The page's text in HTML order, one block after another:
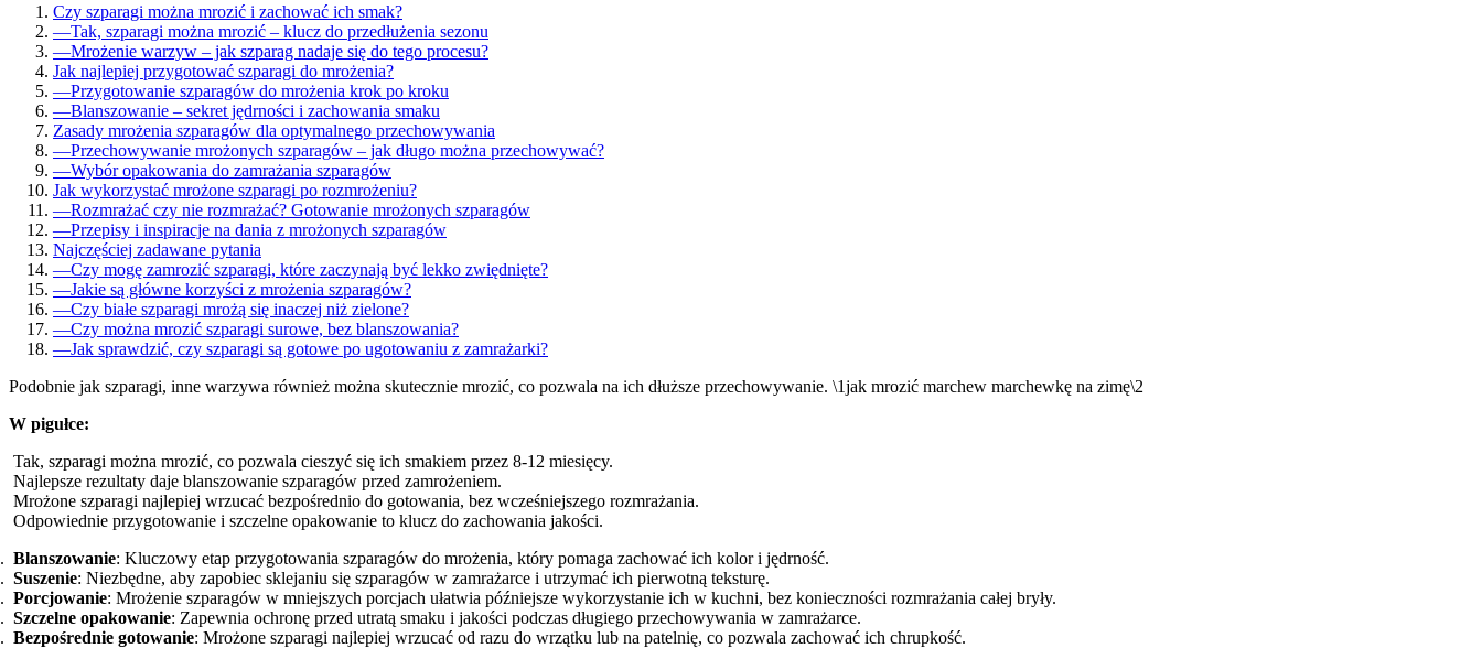
Czy szparagi można mrozić i zachować ich smak?
—Tak, szparagi można mrozić – klucz do przedłużenia sezonu
—Mrożenie warzyw – jak szparag nadaje się do tego procesu?
Jak najlepiej przygotować szparagi do mrożenia?
—Przygotowanie szparagów do mrożenia krok po kroku
—Blanszowanie – sekret jędrności i zachowania smaku
Zasady mrożenia szparagów dla optymalnego przechowywania
—Przechowywanie mrożonych szparagów – jak długo można przechowywać?
—Wybór opakowania do zamrażania szparagów
Jak wykorzystać mrożone szparagi po rozmrożeniu?
—Rozmrażać czy nie rozmrażać? Gotowanie mrożonych szparagów
—Przepisy i inspiracje na dania z mrożonych szparagów
Najczęściej zadawane pytania
—Czy mogę zamrozić szparagi, które zaczynają być lekko zwiędnięte?
—Jakie są główne korzyści z mrożenia szparagów?
—Czy białe szparagi mrożą się inaczej niż zielone?
—Czy można mrozić szparagi surowe, bez blanszowania?
—Jak sprawdzić, czy szparagi są gotowe po ugotowaniu z zamrażarki?
Podobnie jak szparagi, inne warzywa również można skutecznie mrozić, co pozwala na ich dłuższe przechowywanie. \1jak mrozić marchew marchewkę na zimę\2
W pigułce:
Tak, szparagi można mrozić, co pozwala cieszyć się ich smakiem przez 8-12 miesięcy.
Najlepsze rezultaty daje blanszowanie szparagów przed zamrożeniem.
Mrożone szparagi najlepiej wrzucać bezpośrednio do gotowania, bez wcześniejszego rozmrażania.
Odpowiednie przygotowanie i szczelne opakowanie to klucz do zachowania jakości.
Blanszowanie: Kluczowy etap przygotowania szparagów do mrożenia, który pomaga zachować ich kolor i jędrność.
Suszenie: Niezbędne, aby zapobiec sklejaniu się szparagów w zamrażarce i utrzymać ich pierwotną teksturę.
Porcjowanie: Mrożenie szparagów w mniejszych porcjach ułatwia późniejsze wykorzystanie ich w kuchni, bez konieczności rozmrażania całej bryły.
Szczelne opakowanie: Zapewnia ochronę przed utratą smaku i jakości podczas długiego przechowywania w zamrażarce.
Bezpośrednie gotowanie: Mrożone szparagi najlepiej wrzucać od razu do wrzątku lub na patelnię, co pozwala zachować ich chrupkość.